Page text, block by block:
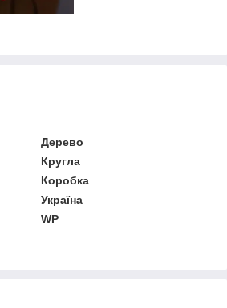
Дерево
Кругла
Коробка
Україна
WP